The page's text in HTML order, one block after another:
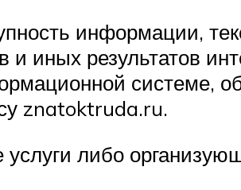
информации,
иных результатов
системе,
znatoktruda.ru.
либо